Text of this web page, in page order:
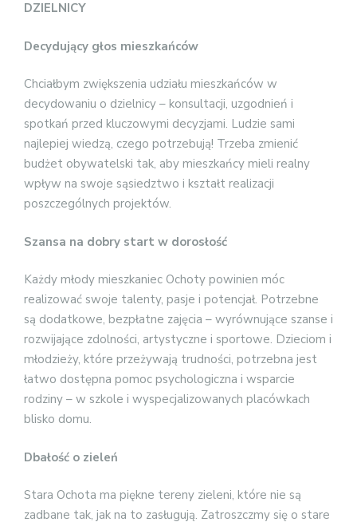
DZIELNICY
Decydujący głos mieszkańców
Chciałbym zwiększenia udziału mieszkańców w
decydowaniu o dzielnicy – konsultacji, uzgodnień i
spotkań przed kluczowymi decyzjami. Ludzie sami
najlepiej wiedzą, czego potrzebują! Trzeba zmienić
budżet obywatelski tak, aby mieszkańcy mieli realny
wpływ na swoje sąsiedztwo i kształt realizacji
poszczególnych projektów.
Szansa na dobry start w dorosłość
Każdy młody mieszkaniec Ochoty powinien móc
realizować swoje talenty, pasje i potencjał. Potrzebne
są dodatkowe, bezpłatne zajęcia – wyrównujące szanse i
rozwijające zdolności, artystyczne i sportowe. Dzieciom i
młodzieży, które przeżywają trudności, potrzebna jest
łatwo dostępna pomoc psychologiczna i wsparcie
rodziny – w szkole i wyspecjalizowanych placówkach
blisko domu.
Dbałość o zieleń
Stara Ochota ma piękne tereny zieleni, które nie są
zadbane tak, jak na to zasługują. Zatroszczmy się o stare